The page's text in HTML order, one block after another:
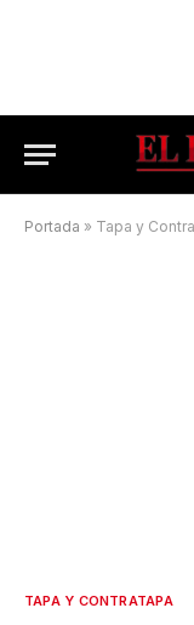
Portada » Tapa y
TAPA Y CONTRATAPA